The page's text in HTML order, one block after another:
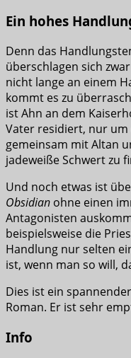
Ein hohes
Denn das
überschlagen sich
nicht lange an einem
kommt es zu
ist Ahn an dem
Vater residiert, nur
gemeinsam mit Altan
jadeweiße Schwert zu
Und noch etwas ist
Obsidian ohne einen
Antagonisten
beispielsweise die
Handlung nur selten
ist, wenn man so will,
Dies ist ein
Roman. Er ist sehr
Info